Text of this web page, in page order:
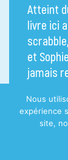
Atteint
livre ici
et
jamais
socialité
sa
les
de
Nous
expérience
site,